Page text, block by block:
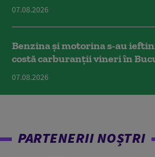
07.08.2026
Benzina și motorina s-au
costă carburanții vineri în
07.08.2026
PARTENERII NOȘTRI